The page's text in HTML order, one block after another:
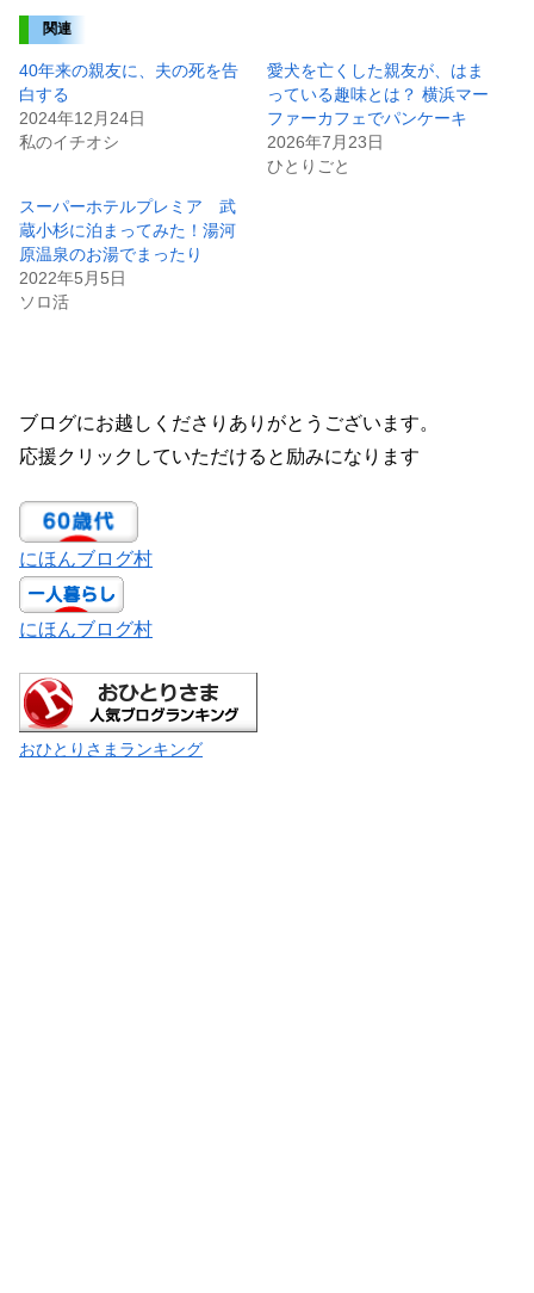
関連
40年来の親友に、夫の死を告
白する
2024年12月24日
私のイチオシ
愛犬を亡くした親友が、はま
っている趣味とは？ 横浜マー
ファーカフェでパンケーキ
2026年7月23日
ひとりごと
スーパーホテルプレミア 武
蔵小杉に泊まってみた！湯河
原温泉のお湯でまったり
2022年5月5日
ソロ活
ブログにお越しくださりありがとうございます。
応援クリックしていただけると励みになります
にほんブログ村
にほんブログ村
おひとりさまランキング